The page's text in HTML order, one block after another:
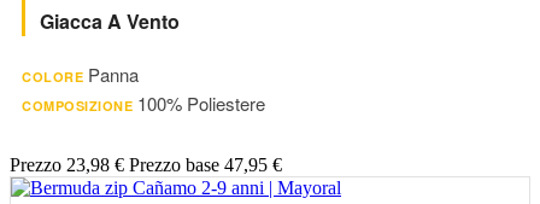
Giacca A Vento
COLORE Panna
COMPOSIZIONE 100% Poliestere
Prezzo 23,98 € Prezzo base 47,95 €